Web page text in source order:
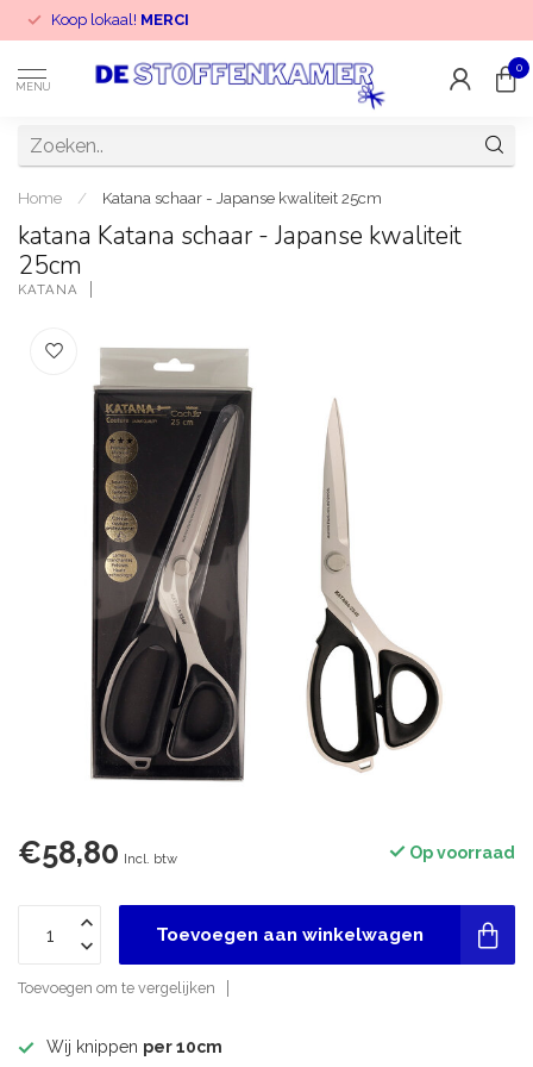
Koop lokaal! MERCI
MENU
0
Home / Katana schaar - Japanse kwaliteit 25cm
katana Katana schaar - Japanse kwaliteit
25cm
KATANA
€58,80 Incl. btw Op voorraad
Toevoegen aan winkelwagen
Toevoegen om te vergelijken
Wij knippen per 10cm